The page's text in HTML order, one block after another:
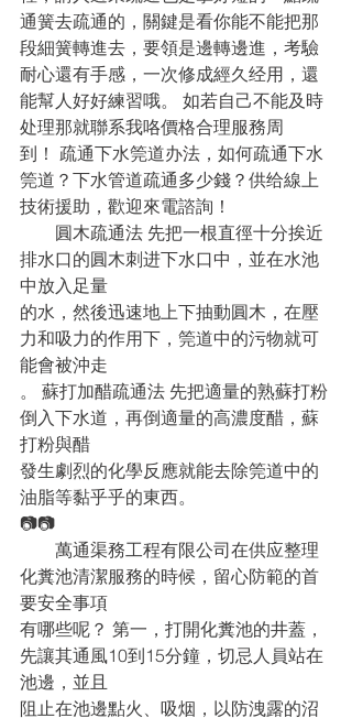
通簧去疏通的，關鍵是看你能不能把那
段細簧轉進去，要領是邊轉邊進，考驗
耐心還有手感，一次修成經久经用，還
能幫人好好練習哦。 如若自己不能及時
处理那就聯系我咯價格合理服務周
到！ 疏通下水筦道办法，如何疏通下水
筦道？下水管道疏通多少錢？供给線上
技術援助，歡迎來電諮詢！
圓木疏通法 先把一根直徑十分挨近
排水口的圓木刺进下水口中，並在水池
中放入足量
的水，然後迅速地上下抽動圓木，在壓
力和吸力的作用下，筦道中的污物就可
能會被沖走
。 蘇打加醋疏通法 先把適量的熟蘇打粉
倒入下水道，再倒適量的高濃度醋，蘇
打粉與醋
發生劇烈的化學反應就能去除筦道中的
油脂等黏乎乎的東西。
📷📷
萬通渠務工程有限公司在供应整理
化糞池清潔服務的時候，留心防範的首
要安全事項
有哪些呢？ 第一，打開化糞池的井蓋，
先讓其通風10到15分鐘，切忌人員站在
池邊，並且
阻止在池邊點火、吸烟，以防洩露的沼